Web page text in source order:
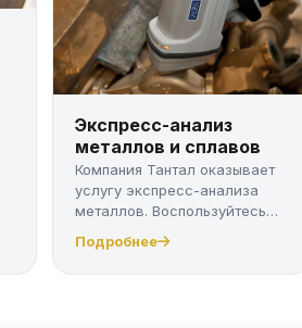
Экспресс-анализ
металлов и сплавов
Компания Тантал оказывает
услугу экспресс-анализа
металлов. Воспользуйтесь
Подробнее